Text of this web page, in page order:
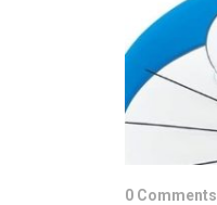
0 Comments